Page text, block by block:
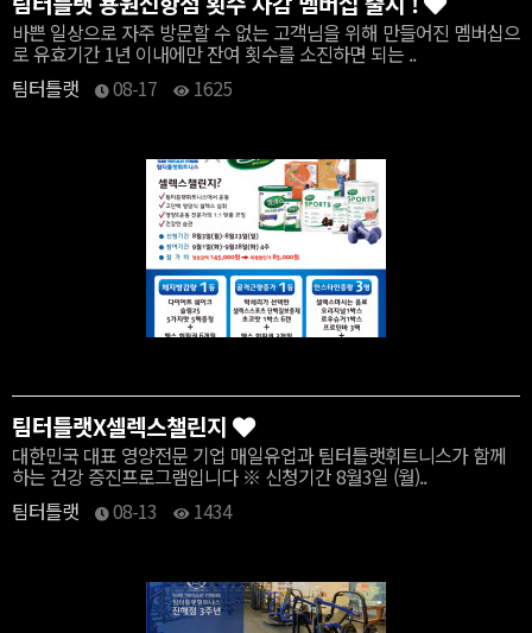
바쁜 일상으로 자주 방문할 수 없는 고객님을 위해 만들어진 멤버십으
로 유효기간 1년 이내에만 잔여 횟수를 소진하면 되는 ..
팀터틀랫
08-17 1625
팀터틀랫X셀렉스챌린지
대한민국 대표 영양전문 기업 매일유업과 팀터틀랫휘트니스가 함께
하는 건강 증진프로그램입니다 ※ 신청기간 8월3일 (월)..
팀터틀랫
08-13 1434